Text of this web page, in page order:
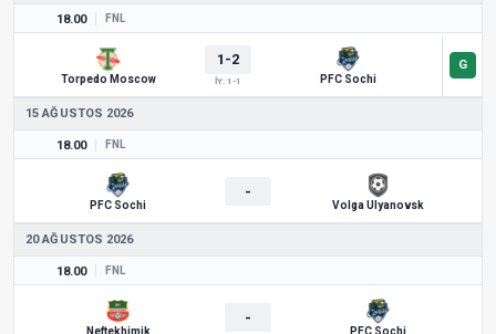
18.00 FNL
Torpedo Moscow
1-2
İY: 1-1 PFC Sochi
15 AĞUSTOS 2026
18.00 FNL
PFC Sochi
-
Volga Ulyanovsk
20 AĞUSTOS 2026
18.00 FNL
Neftekhimik
-
PFC Sochi